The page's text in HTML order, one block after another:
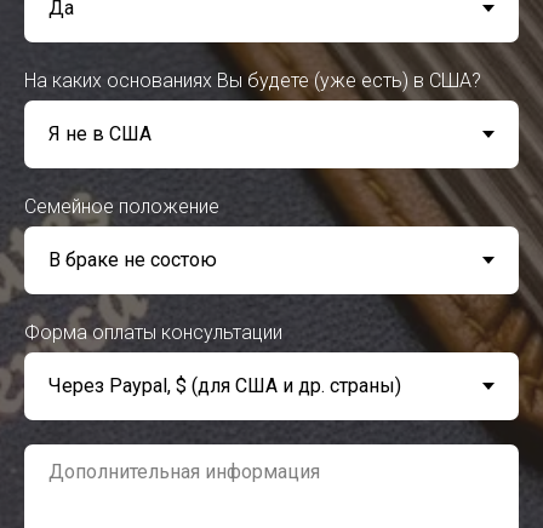
На каких основаниях Вы будете (уже есть) в США?
Семейное положение
Форма оплаты консультации